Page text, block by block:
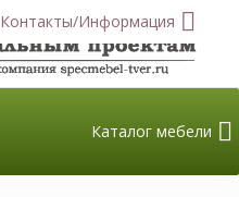
Контакты/Информация
Каталог мебели